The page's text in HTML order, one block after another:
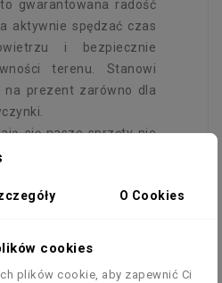
gwarantowana radość
aktywnie spędzać czas
i bezpiecznie
terenu. Stanowi
na prezent zarówno dla
się nasze sprzęty nie
nudę! Jest za to
dnia i niezapomniane
O Cookies
cookies
plików cookie, aby zapewnić Ci